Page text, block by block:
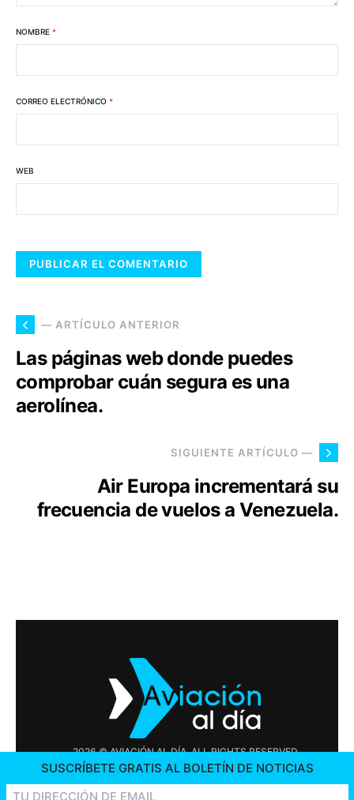
NOMBRE *
CORREO ELECTRÓNICO *
WEB
— ARTÍCULO ANTERIOR
Las páginas web donde puedes
comprobar cuán segura es una
aerolínea.
SIGUIENTE ARTÍCULO —
Air Europa incrementará su
frecuencia de vuelos a Venezuela.
2026 © AVIACIÓN AL DÍA. ALL RIGHTS RESERVED
OFERTAS DE TRABAJO
SUSCRÍBETE GRATIS AL BOLETÍN DE NOTICIAS